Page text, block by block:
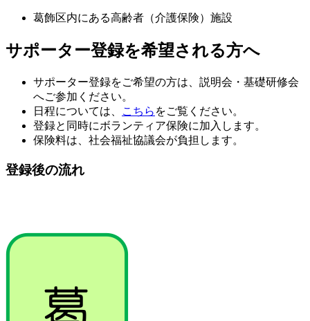
葛飾区内にある高齢者（介護保険）施設
サポーター登録を希望される方へ
サポーター登録をご希望の方は、説明会・基礎研修会
へご参加ください。
日程については、
こちら をご覧ください。
登録と同時にボランティア保険に加入します。
保険料は、社会福祉協議会が負担します。
登録後の流れ